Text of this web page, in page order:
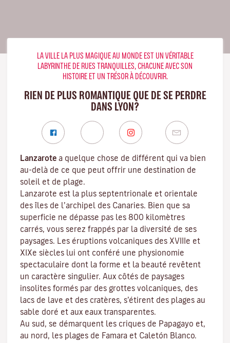
LA VILLE LA PLUS MAGIQUE AU MONDE EST UN VÉRITABLE
LABYRINTHE DE RUES TRANQUILLES, CHACUNE AVEC SON
HISTOIRE ET UN TRÉSOR À DÉCOUVRIR.
RIEN DE PLUS ROMANTIQUE QUE DE SE PERDRE
DANS LYON?
Lanzarote a quelque chose de différent qui va bien
au-delà de ce que peut offrir une destination de
soleil et de plage.
Lanzarote est la plus septentrionale et orientale
des îles de l’archipel des Canaries. Bien que sa
superficie ne dépasse pas les 800 kilomètres
carrés, vous serez frappés par la diversité de ses
paysages. Les éruptions volcaniques des XVIIIe et
XIXe siècles lui ont conféré une physionomie
spectaculaire dont la forme et la beauté revêtent
un caractère singulier. Aux côtés de paysages
insolites formés par des grottes volcaniques, des
lacs de lave et des cratères, s’étirent des plages au
sable doré et aux eaux transparentes.
Au sud, se démarquent les criques de Papagayo et,
au nord, les plages de Famara et Caletón Blanco.